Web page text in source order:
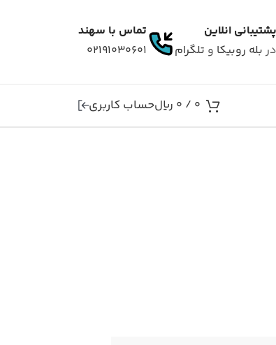
پشتیبانی انلاین
در بله روبیکا و تلگرام
تماس با سهند
۰۲۱۹۱۰۳۰۶۰۱
0
/
0 ریالحساب کاربری